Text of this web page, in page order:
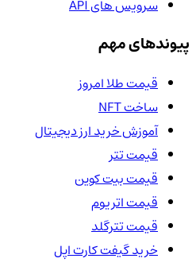
سرویس های API
پیوندهای مهم
قیمت طلا امروز
ساخت NFT
آموزش خرید ارز دیجیتال
قیمت تتر
قیمت بیت کوین
قیمت اتریوم
قیمت تترگلد
خرید گیفت کارت اپل